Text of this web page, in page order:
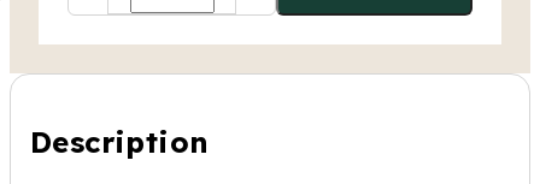
Description